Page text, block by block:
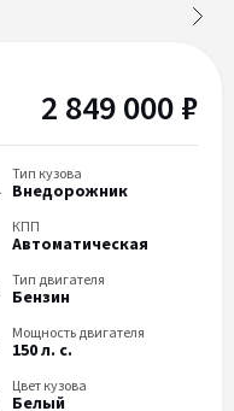
2 849 000 ₽
Тип кузова
Внедорожник
КПП
Автоматическая
Тип двигателя
Бензин
Мощность двигателя
150 л. с.
Цвет кузова
Белый